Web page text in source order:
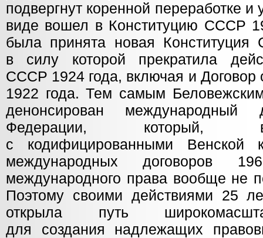
подвергнут коренной переработке
виде вошел в Конституцию СССР
была принята новая
в силу которой прекратила
СССР 1924 года, включая и
1922 года. Тем самым
денонсирован международный
Федерации, который, в
с кодифицированными Венской
международных договоров
международного права вообще не
Поэтому своими действиями 25
открыла путь
для создания надлежащих